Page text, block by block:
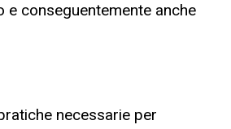
conseguentemente anche
necessarie per